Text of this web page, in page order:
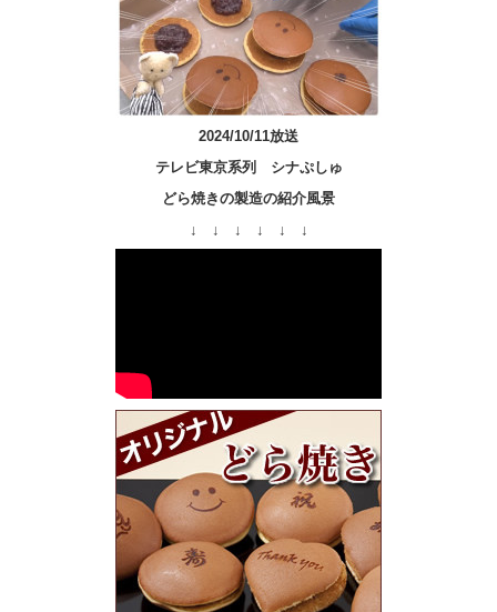
2024/10/11放送
テレビ東京系列 シナぷしゅ
どら焼きの製造の紹介風景
↓ ↓ ↓ ↓ ↓ ↓